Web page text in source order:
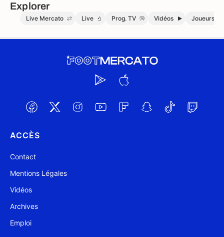
Explorer
Live Mercato Live Prog. TV Vidéos Joueurs
ACCÈS
Contact
Mentions Légales
Vidéos
Archives
Emploi